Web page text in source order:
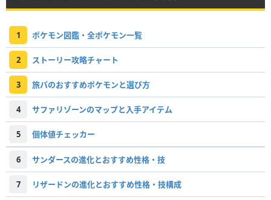
1 ポケモン図鑑・全ポケモン一覧
2 ストーリー攻略チャート
3 旅パのおすすめポケモンと選び方
4 サファリゾーンのマップと入手アイテム
5 個体値チェッカー
6 サンダースの進化とおすすめ性格・技
7 リザードンの進化とおすすめ性格・技構成